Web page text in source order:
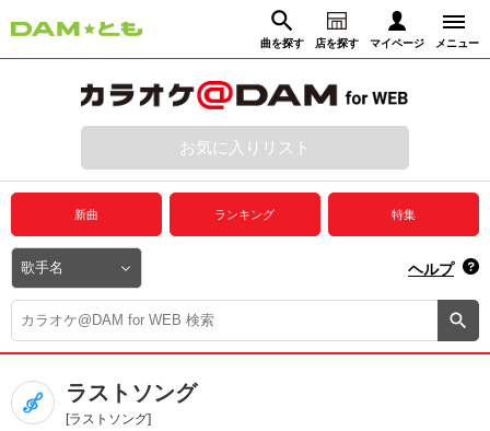
曲を探す 店を探す マイページ メニュー
動画からさがす 録音からさがす
ログイン
プレミアムサービス
DAM★とも動画
DAM★とも録音
カラオケ＠DAM
ユーザー検索
お気に入りリスト
新曲 ランキング 特集
ヘルプ
ラストソング
[ラストソング]